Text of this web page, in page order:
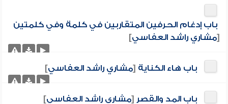
باب إدغام الحرفين المتقاربين في كلمة وفي كلمتين
[مشاري راشد العفاسي]
باب هاء الكناية [مشاري راشد العفاسي]
باب المد والقصر [مشاري راشد العفاسي]